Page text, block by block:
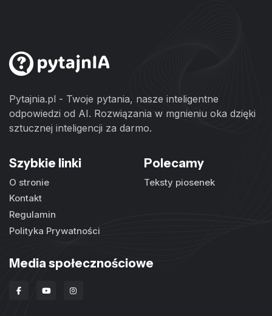
Pytajnia.pl - Twoje pytania, nasze inteligentne
odpowiedzi od AI. Rozwiązania w mgnieniu oka dzięki
sztucznej inteligencji za darmo.
Szybkie linki
O stronie
Kontakt
Regulamin
Polityka Prywatności
Polecamy
Teksty piosenek
Media społecznościowe